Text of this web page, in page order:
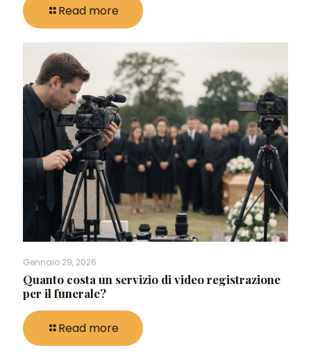
Read more
Gennaio 29, 2026
Quanto costa un servizio di video registrazione
per il funerale?
Read more